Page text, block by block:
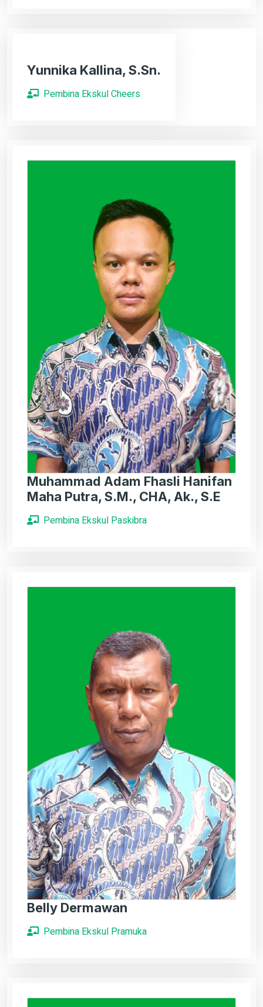
Yunnika Kallina, S.Sn.
Pembina Ekskul Cheers
Muhammad Adam Fhasli Hanifan
Maha Putra, S.M., CHA, Ak., S.E
Pembina Ekskul Paskibra
Belly Dermawan
Pembina Ekskul Pramuka